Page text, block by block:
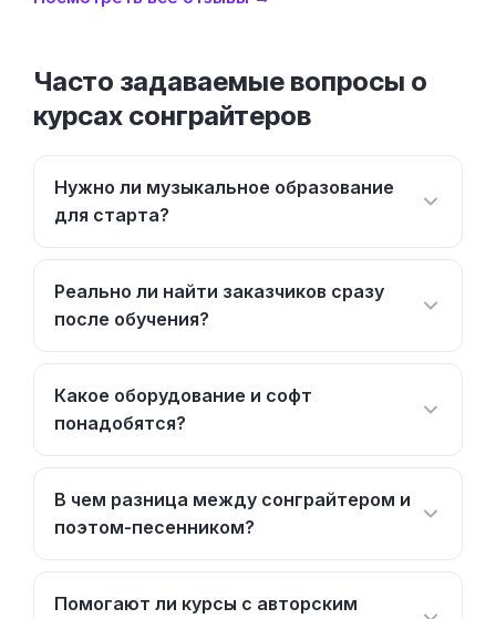
Часто задаваемые вопросы о
курсах сонграйтеров
Нужно ли музыкальное образование
для старта?
Реально ли найти заказчиков сразу
после обучения?
Какое оборудование и софт
понадобятся?
В чем разница между сонграйтером и
поэтом-песенником?
Помогают ли курсы с авторским